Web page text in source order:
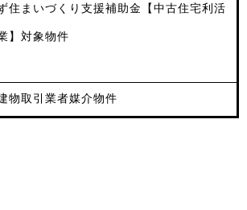
住まいづくり支援補助金【中古住宅利活
】対象物件
物取引業者媒介物件